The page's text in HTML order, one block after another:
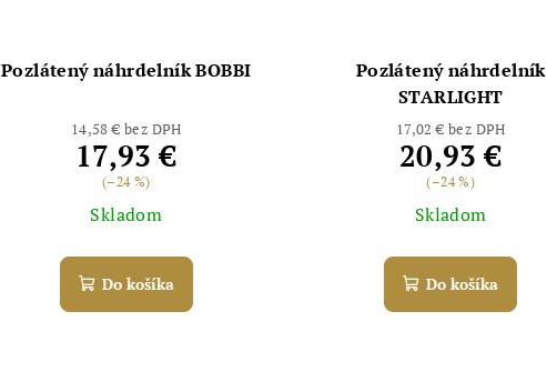
Pozlátený náhrdelník BOBBI
14,58 € bez DPH
17,93 €
(–24 %)
Skladom
Do košíka
Pozlátený náhrdelník
STARLIGHT
17,02 € bez DPH
20,93 €
(–24 %)
Skladom
Do košíka